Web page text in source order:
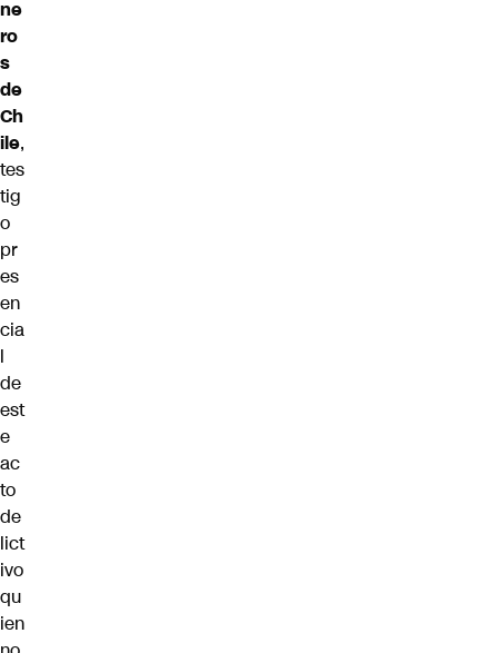
ne
ro
s
de
Ch
ile,
tes
tig
o
pr
es
en
cia
l
de
est
e
ac
to
de
lict
ivo
qu
ien